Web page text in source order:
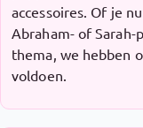
accessoires. Of je
Abraham- of
thema, we hebben
voldoen.